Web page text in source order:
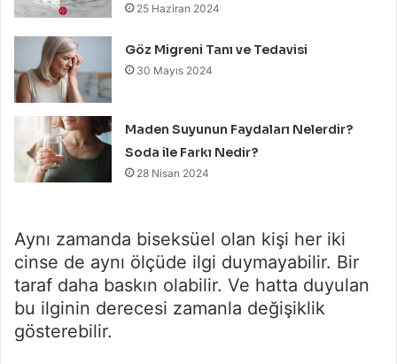
25 Haziran 2024
Göz Migreni Tanı ve Tedavisi
30 Mayıs 2024
Maden Suyunun Faydaları Nelerdir?
Soda ile Farkı Nedir?
28 Nisan 2024
Aynı zamanda biseksüel olan kişi her iki
cinse de aynı ölçüde ilgi duymayabilir. Bir
taraf daha baskın olabilir. Ve hatta duyulan
bu ilginin derecesi zamanla değişiklik
gösterebilir.